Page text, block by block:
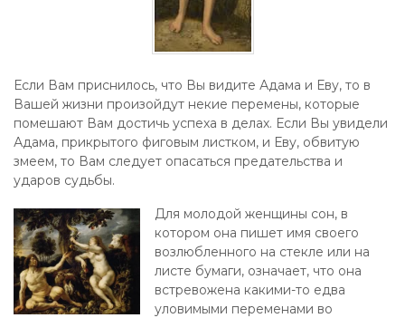
Если Вам приснилось, что Вы видите Адама и Еву, то в
Вашей жизни произойдут некие перемены, которые
помешают Вам достичь успеха в делах. Если Вы увидели
Адама, прикрытого фиговым листком, и Еву, обвитую
змеем, то Вам следует опасаться предательства и
ударов судьбы.
Для молодой женщины сон, в
котором она пишет имя своего
возлюбленного на стекле или на
листе бумаги, означает, что она
встревожена какими-то едва
уловимыми переменами во